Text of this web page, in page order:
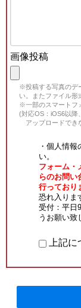
画像投稿
※投稿する写真のデ
い。またファイル形
※一部のスマートフ
(対応OS：iOS6以降
アップロードでき
・個人情報
い。
フォーム・
らのお問い
行っており
恐れ入りま
受付：平日
うお願い致
上記